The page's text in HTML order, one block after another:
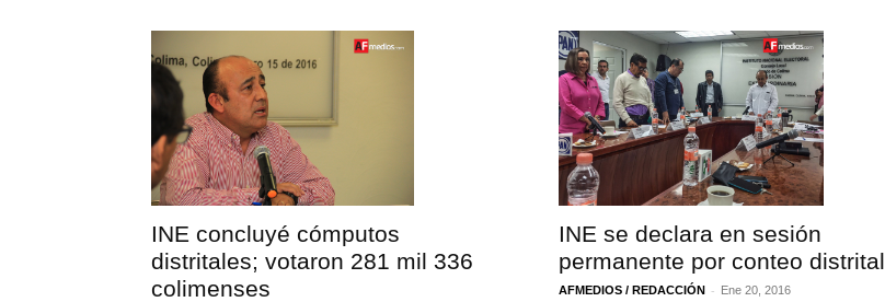
INE concluyé cómputos
distritales; votaron 281 mil 336
colimenses
INE se declara en sesión
permanente por conteo distrital
AFMEDIOS / REDACCIÓN - Ene 20, 2016